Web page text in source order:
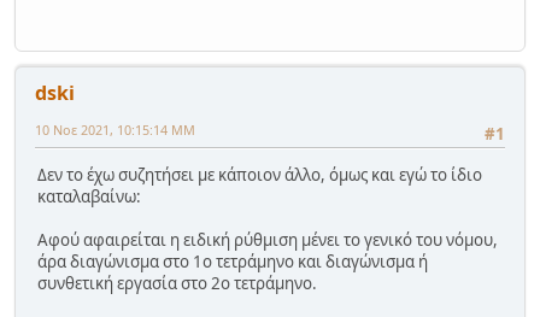
dski
#1
10 Νοε 2021, 10:15:14 ΜΜ
Δεν το έχω συζητήσει με κάποιον άλλο, όμως και εγώ το ίδιο
καταλαβαίνω:
Αφού αφαιρείται η ειδική ρύθμιση μένει το γενικό του νόμου,
άρα διαγώνισμα στο 1ο τετράμηνο και διαγώνισμα ή
συνθετική εργασία στο 2ο τετράμηνο.